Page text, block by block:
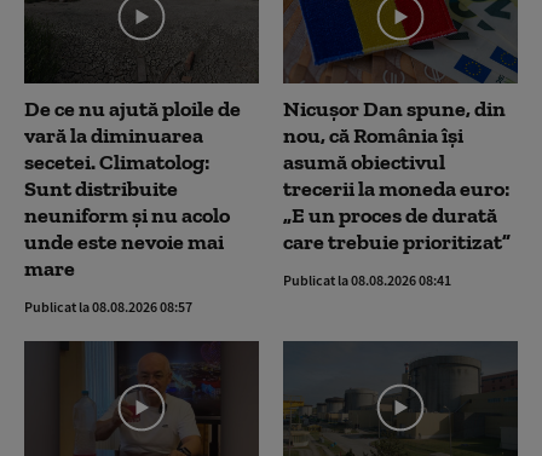
De ce nu ajută ploile de
vară la diminuarea
secetei. Climatolog:
Sunt distribuite
neuniform și nu acolo
unde este nevoie mai
mare
Publicat la 08.08.2026 08:57
Nicușor Dan spune, din
nou, că România își
asumă obiectivul
trecerii la moneda euro:
„E un proces de durată
care trebuie prioritizat”
Publicat la 08.08.2026 08:41